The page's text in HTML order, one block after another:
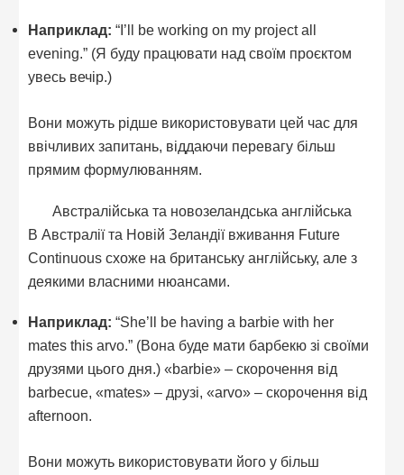
Наприклад: “I’ll be working on my project all
evening.” (Я буду працювати над своїм проєктом
увесь вечір.)
Вони можуть рідше використовувати цей час для
ввічливих запитань, віддаючи перевагу більш
прямим формулюванням.
Австралійська та новозеландська англійська
В Австралії та Новій Зеландії вживання Future
Continuous схоже на британську англійську, але з
деякими власними нюансами.
Наприклад: “She’ll be having a barbie with her
mates this arvo.” (Вона буде мати барбекю зі своїми
друзями цього дня.) «barbie» – скорочення від
barbecue, «mates» – друзі, «arvo» – скорочення від
afternoon.
Вони можуть використовувати його у більш